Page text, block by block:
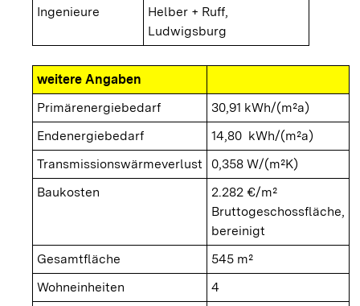
Ingenieure
Helber + Ruff,
Ludwigsburg
weitere Angaben
Primärenergiebedarf
30,91 kWh/(m²a)
Endenergiebedarf
14,80 kWh/(m²a)
Transmissionswärmeverlust
0,358 W/(m²K)
Baukosten
2.282 €/m²
Bruttogeschossfläche,
bereinigt
Gesamtfläche
545 m²
Wohneinheiten
4